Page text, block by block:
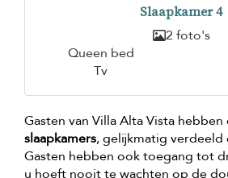
Slaapkamer 4
2 foto's
Queen bed
Tv
Gasten van Villa Alta Vista
slaapkamers, gelijkmatig
Gasten hebben ook toegang tot
u hoeft nooit te wachten op de